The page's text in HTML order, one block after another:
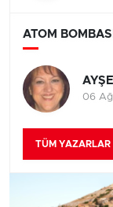
ATOM
06
TÜM YAZARLAR